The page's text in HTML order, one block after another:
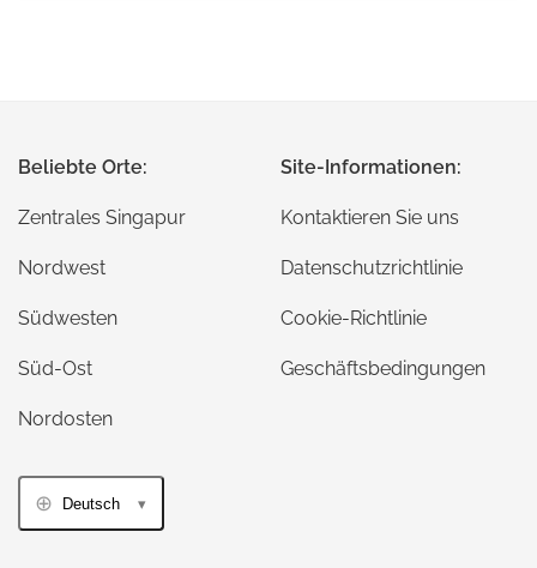
Beliebte Orte:
Zentrales Singapur
Nordwest
Südwesten
Süd-Ost
Nordosten
Site-Informationen:
Kontaktieren Sie uns
Datenschutzrichtlinie
Cookie-Richtlinie
Geschäftsbedingungen
Deutsch